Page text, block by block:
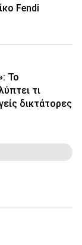
Fendi
Το
τι
δικτάτορες